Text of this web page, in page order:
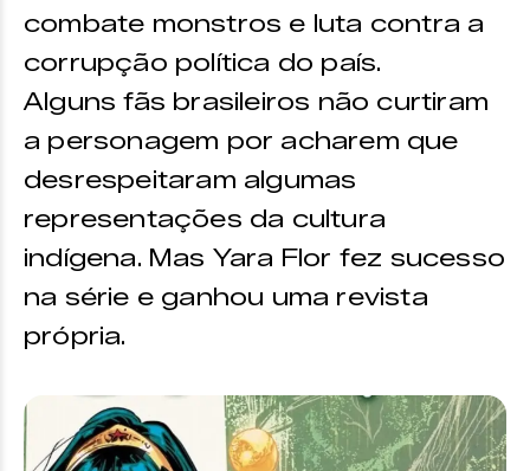
combate monstros e luta contra a
corrupção política do país.
Alguns fãs brasileiros não curtiram
a personagem por acharem que
desrespeitaram algumas
representações da cultura
indígena. Mas Yara Flor fez sucesso
na série e ganhou uma revista
própria.